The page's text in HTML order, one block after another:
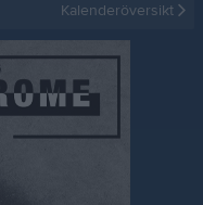
Kalenderöversikt